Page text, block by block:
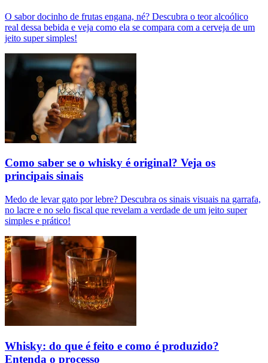
O sabor docinho de frutas engana, né? Descubra o teor alcoólico
real dessa bebida e veja como ela se compara com a cerveja de um
jeito super simples!
Como saber se o whisky é original? Veja os
principais sinais
Medo de levar gato por lebre? Descubra os sinais visuais na garrafa,
no lacre e no selo fiscal que revelam a verdade de um jeito super
simples e prático!
Whisky: do que é feito e como é produzido?
Entenda o processo